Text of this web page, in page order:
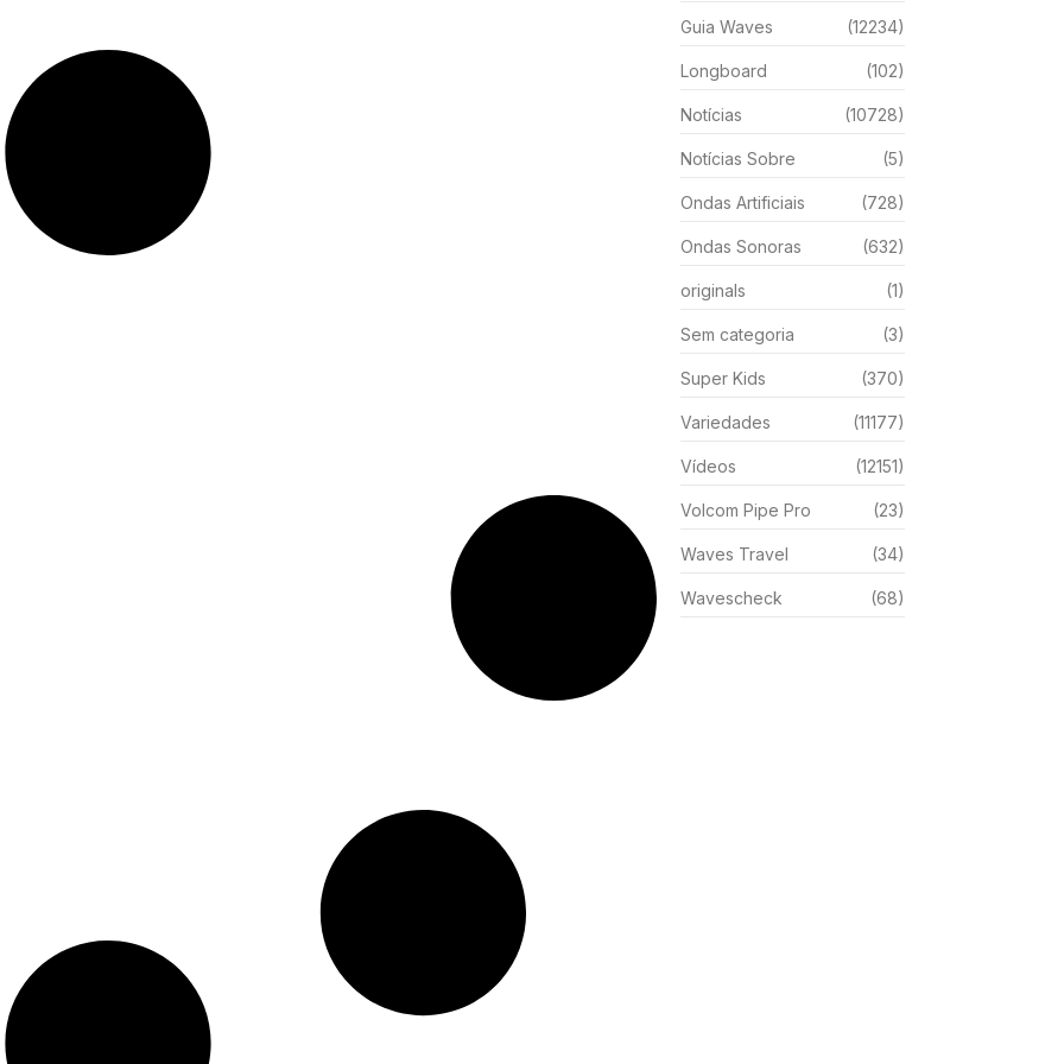
Guia Waves (12234)
Longboard (102)
Notícias (10728)
Notícias Sobre (5)
Ondas Artificiais (728)
Ondas Sonoras (632)
originals (1)
Sem categoria (3)
Super Kids (370)
Variedades (11177)
Vídeos (12151)
Volcom Pipe Pro (23)
Waves Travel (34)
Wavescheck (68)